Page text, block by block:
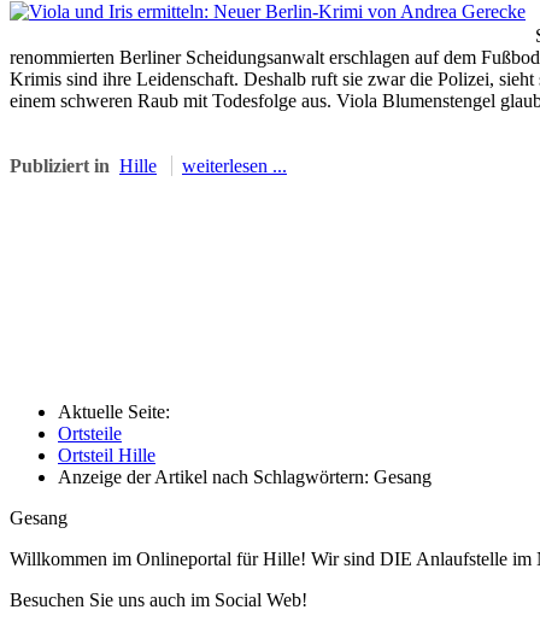
renommierten Berliner Scheidungsanwalt erschlagen auf dem
Krimis sind ihre Leidenschaft. Deshalb ruft sie zwar die Polizei,
einem schweren Raub mit Todesfolge aus. Viola Blumenstengel
Publiziert in Hille weiterlesen ...
Aktuelle Seite:
Ortsteile
Ortsteil Hille
Anzeige der Artikel nach Schlagwörtern: Gesang
Gesang
Willkommen im Onlineportal für Hille! Wir sind DIE Anlaufstelle im
Besuchen Sie uns auch im Social Web!